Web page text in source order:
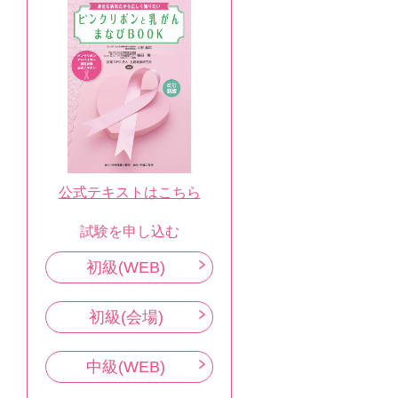
公式テキストはこちら
試験を申し込む
初級(WEB)
初級(会場)
中級(WEB)